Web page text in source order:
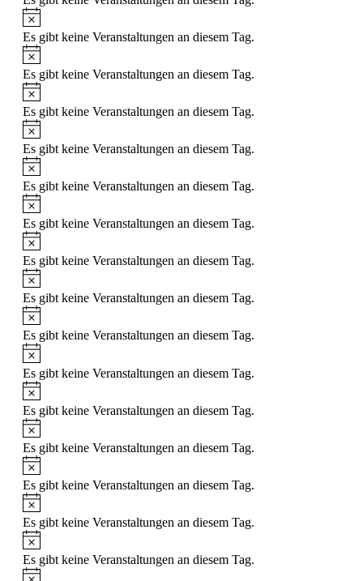
Hinweis
Es gibt keine Veranstaltungen an diesem Tag.
Hinweis
Es gibt keine Veranstaltungen an diesem Tag.
Hinweis
Es gibt keine Veranstaltungen an diesem Tag.
Hinweis
Es gibt keine Veranstaltungen an diesem Tag.
Hinweis
Es gibt keine Veranstaltungen an diesem Tag.
Hinweis
Es gibt keine Veranstaltungen an diesem Tag.
Hinweis
Es gibt keine Veranstaltungen an diesem Tag.
Hinweis
Es gibt keine Veranstaltungen an diesem Tag.
Hinweis
Es gibt keine Veranstaltungen an diesem Tag.
Hinweis
Es gibt keine Veranstaltungen an diesem Tag.
Hinweis
Es gibt keine Veranstaltungen an diesem Tag.
Hinweis
Es gibt keine Veranstaltungen an diesem Tag.
Hinweis
Es gibt keine Veranstaltungen an diesem Tag.
Hinweis
Es gibt keine Veranstaltungen an diesem Tag.
Hinweis
Es gibt keine Veranstaltungen an diesem Tag.
Hinweis